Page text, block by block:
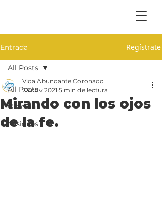
Entrada Regístrate
All Posts
Oración
Misiones
All Posts
Mirando con los ojos
de la fe.
Vida Abundante Coronado
23 nov 2021 5 min de lectura